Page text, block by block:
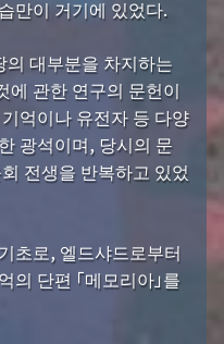
만이 거기에 있었다.
의 대부분을 차지하는
에 관한 연구의 문헌이
억이나 유전자 등 다양
광석이며, 당시의 문
전생을 반복하고 있었
초로, 엘드샤드로부터
단편 「메모리아」를